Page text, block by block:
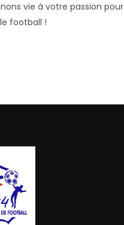
vie à votre passion pour
football !